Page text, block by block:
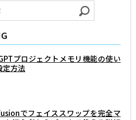
プロジェクトメモリ機能の使い
定方法
でフェイススワップを完全マ